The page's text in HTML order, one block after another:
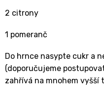
2 citrony
1 pomeranč
Do hrnce nasypte cukr a
(doporučujeme
zahřívá na mnohem vyšší